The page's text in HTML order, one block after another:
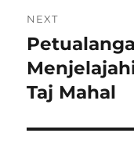
NEXT
Next
post:
Taj Mahal